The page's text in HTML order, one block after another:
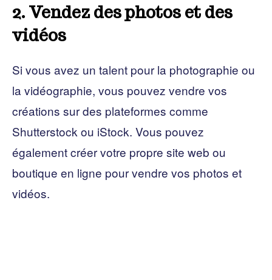
2. Vendez des photos et des
vidéos
Si vous avez un talent pour la photographie ou
la vidéographie, vous pouvez vendre vos
créations sur des plateformes comme
Shutterstock ou iStock. Vous pouvez
également créer votre propre site web ou
boutique en ligne pour vendre vos photos et
vidéos.